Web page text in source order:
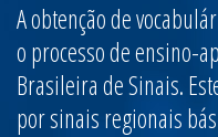
A obtenção de
o processo de ensino-
Brasileira de Sinais.
por sinais regionais